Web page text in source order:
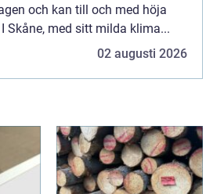
och kan till och med höja
Skåne, med sitt milda klima...
02 augusti 2026